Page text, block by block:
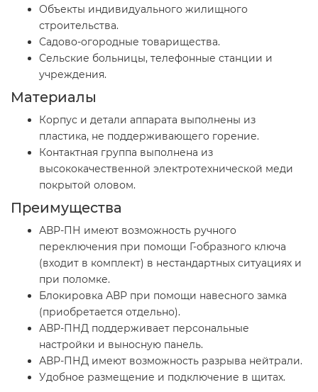
Объекты индивидуального жилищного
строительства.
Садово-огородные товарищества.
Сельские больницы, телефонные станции и
учреждения.
Материалы
Корпус и детали аппарата выполнены из
пластика, не поддерживающего горение.
Контактная группа выполнена из
высококачественной электротехнической меди
покрытой оловом.
Преимущества
АВР-ПН имеют возможность ручного
переключения при помощи Г-образного ключа
(входит в комплект) в нестандартных ситуациях и
при поломке.
Блокировка АВР при помощи навесного замка
(приобретается отдельно).
АВР-ПНД поддерживает персональные
настройки и выносную панель.
АВР-ПНД имеют возможность разрыва нейтрали.
Удобное размещение и подключение в щитах.